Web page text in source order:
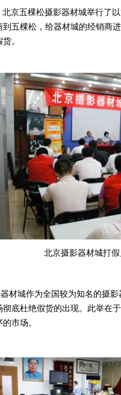
京五棵松摄影器材城举行了
到五棵松，给器材城的经销商
。
北京摄影器材城打
城作为全国较为知名的摄影
彻底杜绝假货的出现。此举在
市场。